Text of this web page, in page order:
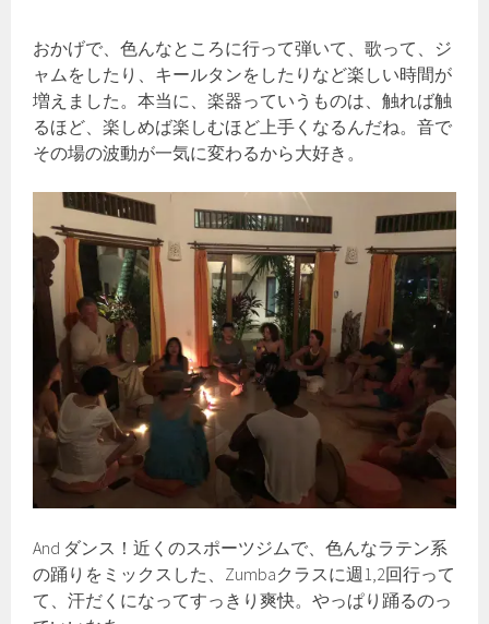
おかげで、色んなところに行って弾いて、歌って、ジ
ャムをしたり、キールタンをしたりなど楽しい時間が
増えました。本当に、楽器っていうものは、触れば触
るほど、楽しめば楽しむほど上手くなるんだね。音で
その場の波動が一気に変わるから大好き。
And ダンス！近くのスポーツジムで、色んなラテン系
の踊りをミックスした、Zumbaクラスに週1,2回行って
て、汗だくになってすっきり爽快。やっぱり踊るのっ